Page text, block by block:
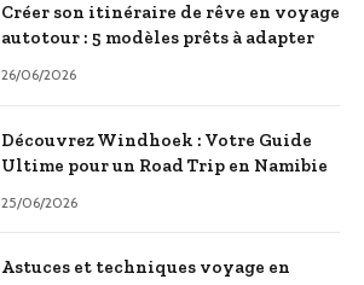
Créer son itinéraire de rêve en voyage
autotour : 5 modèles prêts à adapter
26/06/2026
Découvrez Windhoek : Votre Guide
Ultime pour un Road Trip en Namibie
25/06/2026
Astuces et techniques voyage en